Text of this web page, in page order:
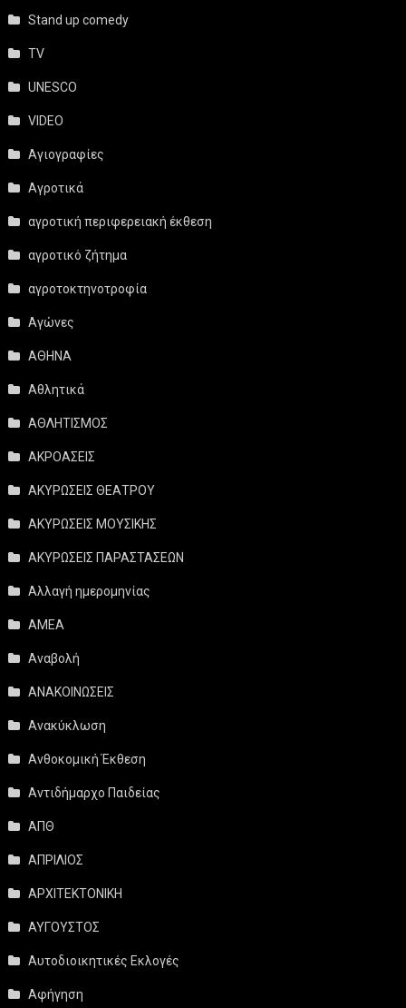
Stand up comedy
TV
UNESCO
VIDEO
Αγιογραφίες
Αγροτικά
αγροτική περιφερειακή έκθεση
αγροτικό ζήτημα
αγροτοκτηνοτροφία
Αγώνες
ΑΘΗΝΑ
Αθλητικά
ΑΘΛΗΤΙΣΜΟΣ
ΑΚΡΟΑΣΕΙΣ
ΑΚΥΡΩΣΕΙΣ ΘΕΑΤΡΟΥ
ΑΚΥΡΩΣΕΙΣ ΜΟΥΣΙΚΗΣ
ΑΚΥΡΩΣΕΙΣ ΠΑΡΑΣΤΑΣΕΩΝ
Αλλαγή ημερομηνίας
ΑΜΕΑ
Αναβολή
ΑΝΑΚΟΙΝΩΣΕΙΣ
Ανακύκλωση
Ανθοκομική Έκθεση
Αντιδήμαρχο Παιδείας
ΑΠΘ
ΑΠΡΙΛΙΟΣ
ΑΡΧΙΤΕΚΤΟΝΙΚΗ
ΑΥΓΟΥΣΤΟΣ
Αυτοδιοικητικές Εκλογές
Αφήγηση